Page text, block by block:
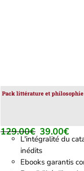
Pack littérature et philosophie
129.00€ Le
prix
initial
était :
39.00€Le
prix
est :
L'intégralité du
inédits
Ebooks garantis